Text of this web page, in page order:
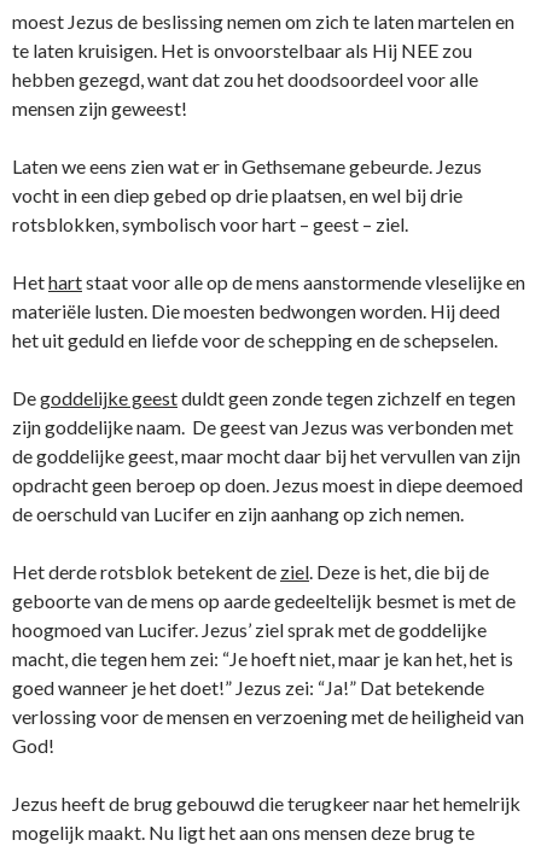
moest Jezus de beslissing nemen om zich te laten martelen en
te laten kruisigen. Het is o­nvoorstelbaar als Hij NEE zou
hebben gezegd, want dat zou het doodsoordeel voor alle
mensen zijn geweest!
Laten we eens zien wat er in Gethsemane gebeurde. Jezus
vocht in een diep gebed op drie plaatsen, en wel bij drie
rotsblokken, symbolisch voor hart – geest – ziel.
Hethartstaat voor alle op de mens aanstormende vleselijke en
materiële lusten. Die moesten bedwongen worden. Hij deed
het uit geduld en liefde voor de schepping en de schepselen.
Degoddelijke geestduldt geen zonde tegen zichzelf en tegen
zijn goddelijke naam. De geest van Jezus was verbonden met
de goddelijke geest, maar mocht daar bij het vervullen van zijn
opdracht geen beroep op doen. Jezus moest in diepe deemoed
de oerschuld van Lucifer en zijn aanhang op zich nemen.
Het derde rotsblok betekent de ziel. Deze is het, die bij de
geboorte van de mens op aarde gedeeltelijk besmet is met de
hoogmoed van Lucifer. Jezus’ ziel sprak met de goddelijke
macht, die tegen hem zei: “Je hoeft niet, maar je kan het, het is
goed wanneer je het doet!” Jezus zei: “Ja!” Dat betekende
verlossing voor de mensen en verzoening met de heiligheid van
God!
Jezus heeft de brug gebouwd die terugkeer naar het hemelrijk
mogelijk maakt. Nu ligt het aan o­ns mensen deze brug te